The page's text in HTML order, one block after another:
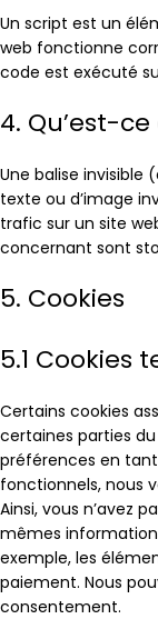
Un script est un
web fonctionne
code est exécuté
4. Qu’est-
Une balise invisible
texte ou d’image
trafic sur un site
concernant sont
5. Cookies
5.1 Cookies
Certains cookies
certaines parties
préférences en
fonctionnels, nous
Ainsi, vous n’avez
mêmes
exemple, les
paiement. Nous
consentement.